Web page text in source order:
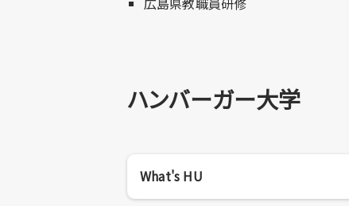
ハンバーガー大学
What's HU